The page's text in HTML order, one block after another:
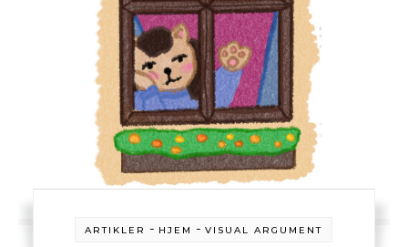
ARTIKLER - HJEM -VISUAL ARGUMENT